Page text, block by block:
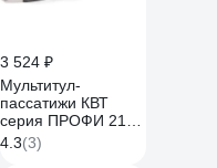
3 524 ₽
Мультитул-
пассатижи КВТ
серия ПРОФИ 215
мм 101597
4.3(3)